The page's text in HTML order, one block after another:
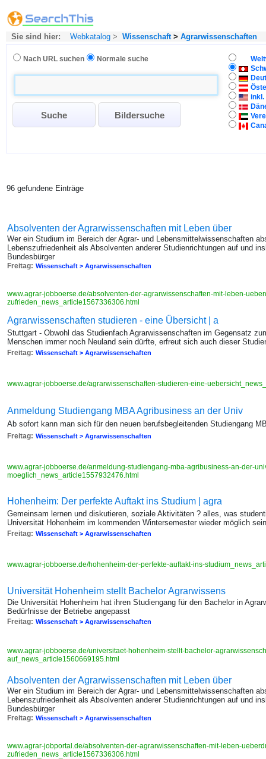
Sie sind hier: Webkatalog > Wissenschaft> Agrarwissenschaften
Nach URL suchen Normale suche
inkl.
96 gefundene Einträge
Absolventen der Agrarwissenschaften mit Leben über
Wer ein Studium im Bereich der Agrar- und Lebensmittelwissenschaften
Lebenszufriedenheit als Absolventen anderer Studienrichtungen auf und
Bundesbürger
Freitag: Wissenschaft > Agrarwissenschaften
www.agrar-jobboerse.de/absolventen-der-agrarwissenschaften-mit-leben-
zufrieden_news_article1567336306.html
Agrarwissenschaften studieren - eine Übersicht | a
Stuttgart - Obwohl das Studienfach Agrarwissenschaften im Gegensatz
Menschen immer noch Neuland sein dürfte, erfreut sich auch dieser
Freitag: Wissenschaft > Agrarwissenschaften
www.agrar-jobboerse.de/agrarwissenschaften-studieren-eine-
Anmeldung Studiengang MBA Agribusiness an der Univ
Ab sofort kann man sich für den neuen berufsbegleitenden Studiengang
Freitag: Wissenschaft > Agrarwissenschaften
www.agrar-jobboerse.de/anmeldung-studiengang-mba-agribusiness-an-der-
moeglich_news_article1557932476.html
Hohenheim: Der perfekte Auftakt ins Studium | agra
Gemeinsam lernen und diskutieren, soziale Aktivitäten ? alles, was
Universität Hohenheim im kommenden Wintersemester wieder möglich sein
Freitag: Wissenschaft > Agrarwissenschaften
www.agrar-jobboerse.de/hohenheim-der-perfekte-auftakt-ins-
Universität Hohenheim stellt Bachelor Agrarwissens
Die Universität Hohenheim hat ihren Studiengang für den Bachelor in
Bedürfnisse der Betriebe angepasst
Freitag: Wissenschaft > Agrarwissenschaften
www.agrar-jobboerse.de/universitaet-hohenheim-stellt-bachelor-
auf_news_article1560669195.html
Absolventen der Agrarwissenschaften mit Leben über
Wer ein Studium im Bereich der Agrar- und Lebensmittelwissenschaften
Lebenszufriedenheit als Absolventen anderer Studienrichtungen auf und
Bundesbürger
Freitag: Wissenschaft > Agrarwissenschaften
www.agrar-jobportal.de/absolventen-der-agrarwissenschaften-mit-leben-
zufrieden_news_article1567336306.html